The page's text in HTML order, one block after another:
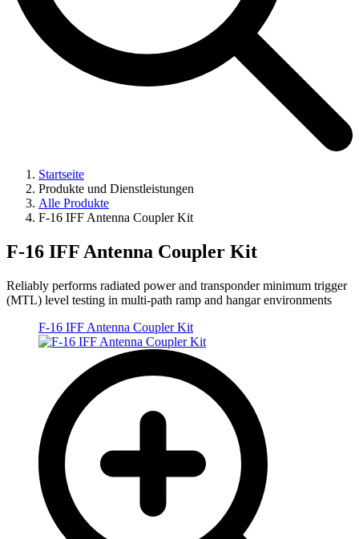
Startseite
Produkte und Dienstleistungen
Alle Produkte
F-16 IFF Antenna Coupler Kit
F-16 IFF Antenna Coupler Kit
Reliably performs radiated power and transponder minimum trigger
(MTL) level testing in multi-path ramp and hangar environments
F-16 IFF Antenna Coupler Kit